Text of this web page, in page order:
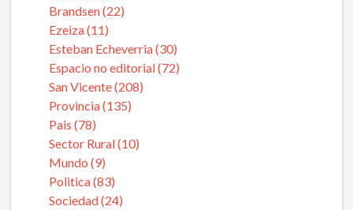
Brandsen (22)
Ezeiza (11)
Esteban Echeverria (30)
Espacio no editorial (72)
San Vicente (208)
Provincia (135)
Pais (78)
Sector Rural (10)
Mundo (9)
Politica (83)
Sociedad (24)